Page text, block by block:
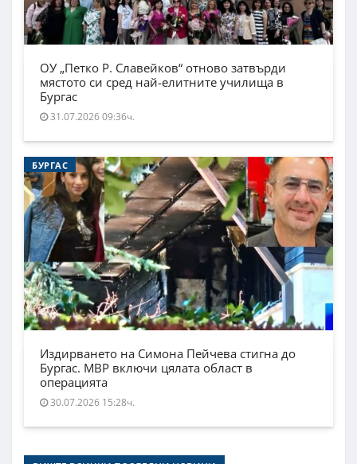
ОУ „Петко Р. Славейков“ отново затвърди
мястото си сред най-елитните училища в
Бургас
31.07.2026 09:36ч.
БУРГАС
Издирването на Симона Пейчева стигна до
Бургас. МВР включи цялата област в
операцията
30.07.2026 15:28ч.